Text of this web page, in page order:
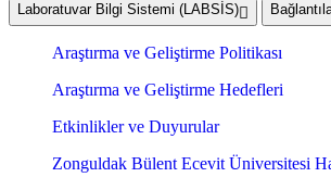
Laboratuvar Bilgi Sistemi (LABSİS)
Araştırma ve Geliştirme Politikası
Araştırma ve Geliştirme Hedefleri
Etkinlikler ve Duyurular
Zonguldak Bülent Ecevit Üniversitesi